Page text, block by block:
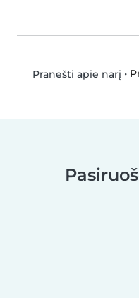
Pranešti apie narį •